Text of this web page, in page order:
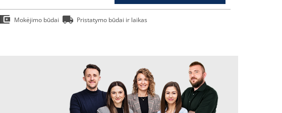
Mokėjimo būdai Pristatymo būdai ir laikas